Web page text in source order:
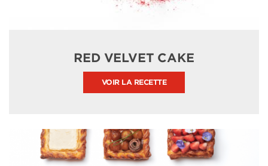
RED VELVET CAKE
VOIR LA RECETTE